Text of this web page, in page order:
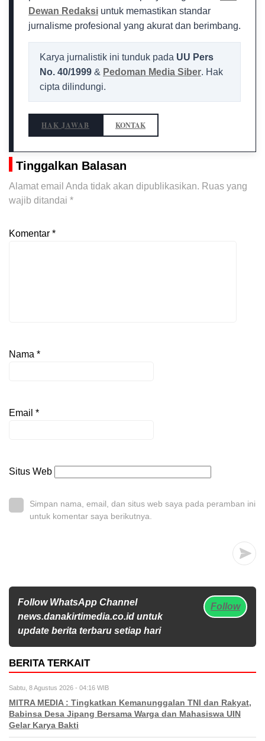
Dewan Redaksi untuk memastikan standar
jurnalisme profesional yang akurat dan berimbang.
Karya jurnalistik ini tunduk pada UU Pers
No. 40/1999 & Pedoman Media Siber. Hak
cipta dilindungi.
HAK JAWAB KONTAK
Tinggalkan Balasan
Alamat email Anda tidak akan dipublikasikan. Ruas yang
wajib ditandai *
Komentar *
Nama *
Email *
Situs Web
Simpan nama, email, dan situs web saya pada peramban ini
untuk komentar saya berikutnya.
Follow WhatsApp Channel
news.danakirtimedia.co.id untuk
update berita terbaru setiap hari
Follow
BERITA TERKAIT
Sabtu, 8 Agustus 2026 - 04:16 WIB
MITRA MEDIA : Tingkatkan Kemanunggalan TNI dan Rakyat,
Babinsa Desa Jipang Bersama Warga dan Mahasiswa UIN
Gelar Karya Bakti